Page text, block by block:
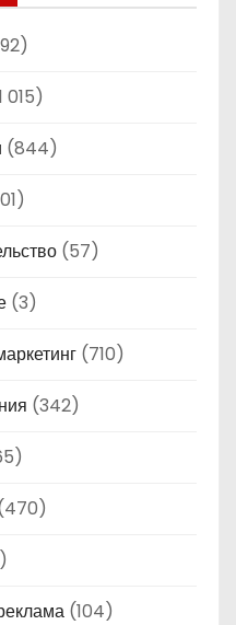
015)
(844)
(57)
(3)
(710)
(342)
(104)